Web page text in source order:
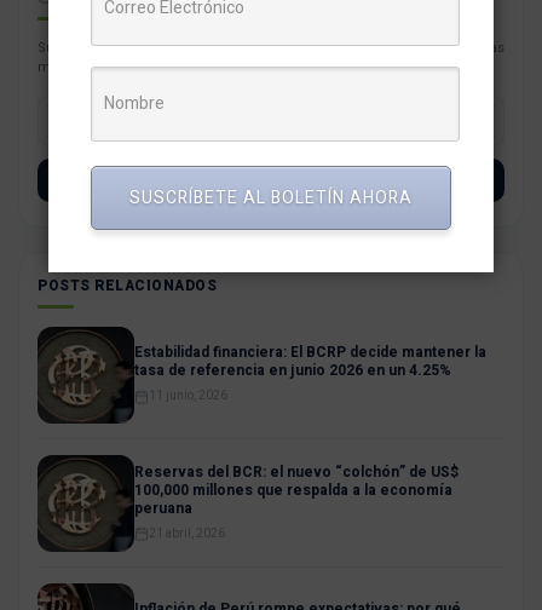
Suscríbete con tu correo a nuestro newsletter semanal con las noticias
más resaltantes para tu negocio.
POSTS RELACIONADOS
Estabilidad financiera: El BCRP decide mantener la
tasa de referencia en junio 2026 en un 4.25%
11 junio, 2026
Reservas del BCR: el nuevo “colchón” de US$
100,000 millones que respalda a la economía
peruana
21 abril, 2026
SUSCRÍBETE AL BOLETÍN AHORA